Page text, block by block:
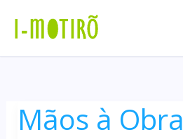
para
Mãos à Obra